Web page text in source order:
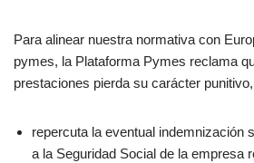
Para alinear nuestra normativa con
pymes, la Plataforma Pymes reclama
prestaciones pierda su carácter punitivo,
repercuta la eventual indemnización
a la Seguridad Social de la empresa